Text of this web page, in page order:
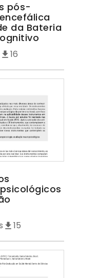
pós-
da Bateria
16
15